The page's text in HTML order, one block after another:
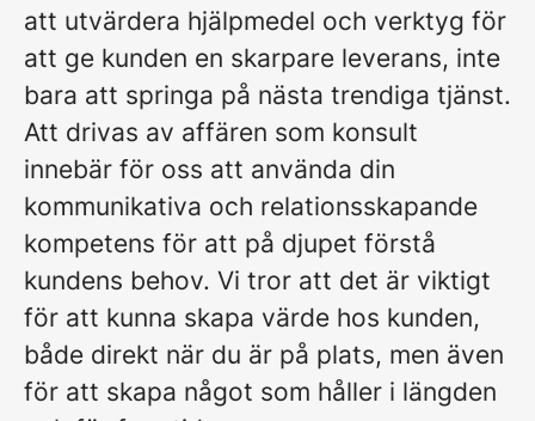
att utvärdera hjälpmedel och verktyg för
att ge kunden en skarpare leverans, inte
bara att springa på nästa trendiga tjänst.
Att drivas av affären som konsult
innebär för oss att använda din
kommunikativa och relationsskapande
kompetens för att på djupet förstå
kundens behov. Vi tror att det är viktigt
för att kunna skapa värde hos kunden,
både direkt när du är på plats, men även
för att skapa något som håller i längden